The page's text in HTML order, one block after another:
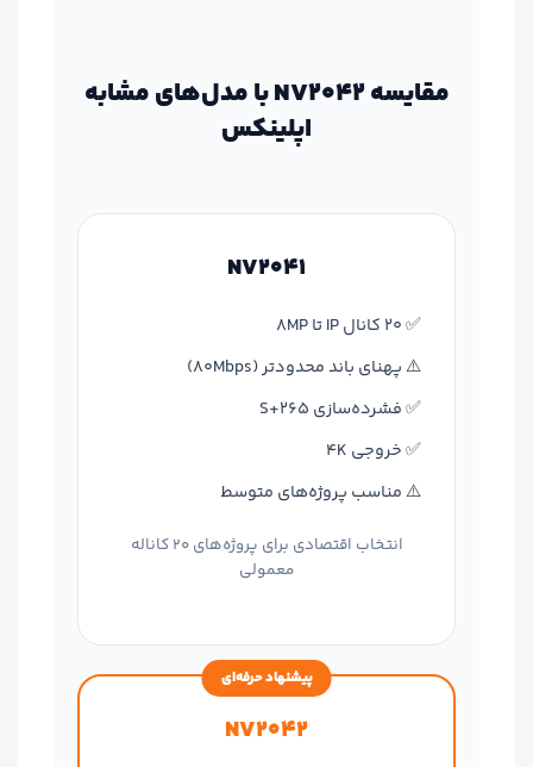
مقایسه NV2042 با مدل‌های مشابه
اپلینکس
NV2041
✅ 20 کانال IP تا 8MP
⚠️ پهنای باند محدودتر (80Mbps)
✅ فشرده‌سازی S+265
✅ خروجی 4K
⚠️ مناسب پروژه‌های متوسط
انتخاب اقتصادی برای پروژه‌های 20 کاناله
معمولی
پیشنهاد حرفه‌ای
NV2042